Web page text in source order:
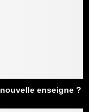
enseigne ?